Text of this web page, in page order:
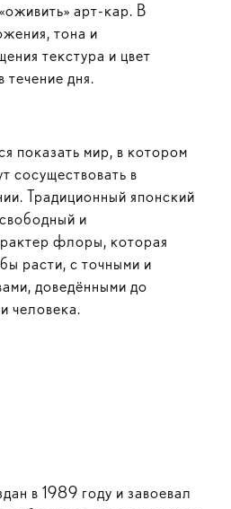
арт-кар. В
тона и
текстура и цвет
течение дня.
показать мир, в котором
сосуществовать в
Традиционный японский
и
флоры, которая
расти, с точными и
доведёнными до
человека.
в 1989 году и завоевал